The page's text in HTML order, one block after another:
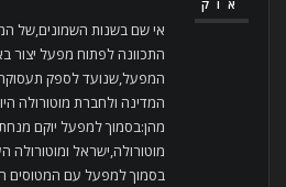
אוק
אי שם בשנות השמונים,של
התכוונה לפתוח מפעל יצור
המפעל,שנועד לספק
המדינה ולחברת מוטורולה
מהן:בסמוך למפעל יוקם
מוטורולה,ישראל ומוטורולה
בסמוך למפעל עם המטוסים